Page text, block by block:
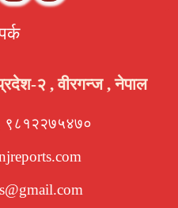
२ , वीरगन्ज , नेपाल
९८१२२७५४७०